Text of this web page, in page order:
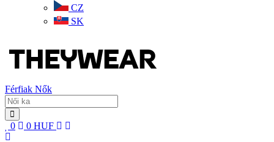
CZ
SK
Férfiak Nők
0 0 HUF